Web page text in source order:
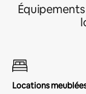
Locations